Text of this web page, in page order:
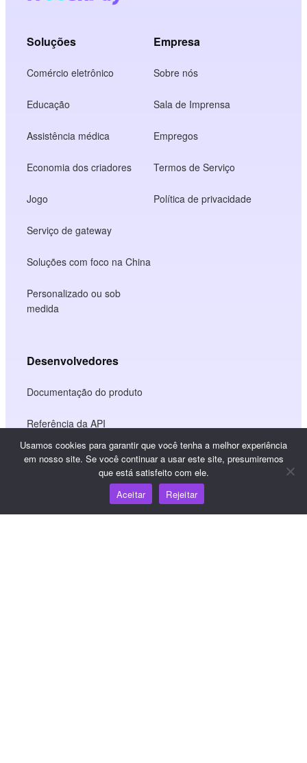
Soluções
Comércio eletrônico
Educação
Assistência médica
Economia dos criadores
Jogo
Serviço de gateway
Soluções com foco na China
Personalizado ou sob
medida
Empresa
Sobre nós
Sala de Imprensa
Empregos
Termos de Serviço
Política de privacidade
Desenvolvedores
Documentação do produto
Referência da API
Referência do JS SDK
Usamos cookies para garantir que você tenha a melhor experiência
em nosso site. Se você continuar a usar este site, presumiremos
que está satisfeito com ele.
Aceitar
Rejeitar